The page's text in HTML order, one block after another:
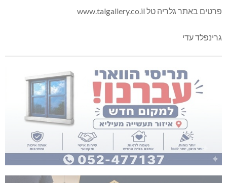
פרטים באתר גלריה טל www.talgallery.co.il
גרינפלד עדי